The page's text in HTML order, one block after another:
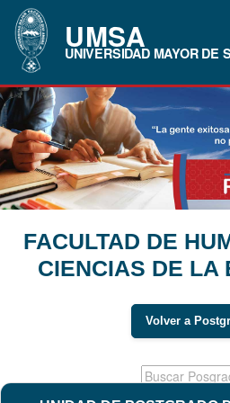
UMSA
UNIVERSIDAD MAYOR DE
FACULTAD DE
CIENCIAS DE LA
Volver a